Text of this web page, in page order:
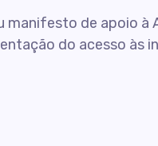
de apoio à
do acesso às